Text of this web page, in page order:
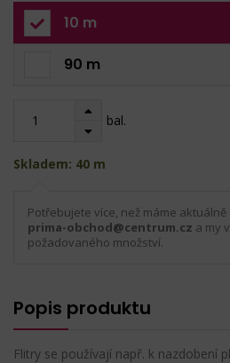
10 m
90 m
bal.
Skladem: 40 m
Potřebujete více, než máme
prima-obchod@centrum.cz a my
požadovaného množství.
Popis produktu
Flitry se používají např. k nazdobení